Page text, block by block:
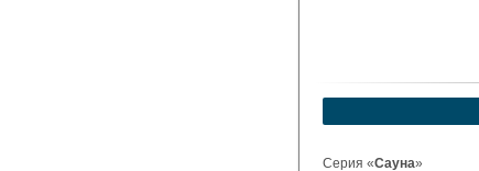
Серия «Сауна»